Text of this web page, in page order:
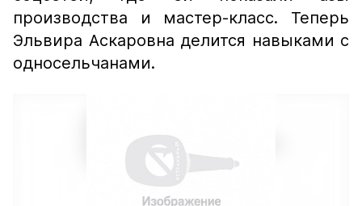
производства и мастер-класс. Теперь
Эльвира Аскаровна делится навыками с
односельчанами.